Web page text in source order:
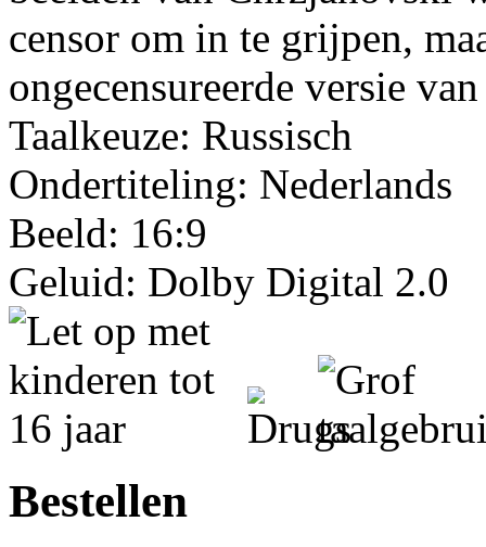
censor om in te grijpen,
ongecensureerde versie
Taalkeuze: Russisch
Ondertiteling: Nederlands
Beeld: 16:9
Geluid: Dolby Digital 2.0
Bestellen